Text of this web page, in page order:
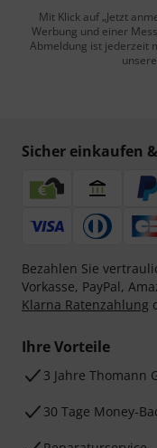
Mit Klick auf „Jetzt
Werbung und einer
Abmeldung ist jederzeit
Sicher einkaufen
Bezahlen Sie
Vorkasse, PayPal,
Klarna Ratenzahlung
Ihre Vorteile
3 Jahre Thomann
30 Tage Money-